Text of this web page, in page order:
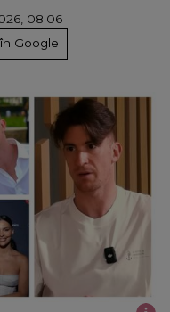
08:06
Google